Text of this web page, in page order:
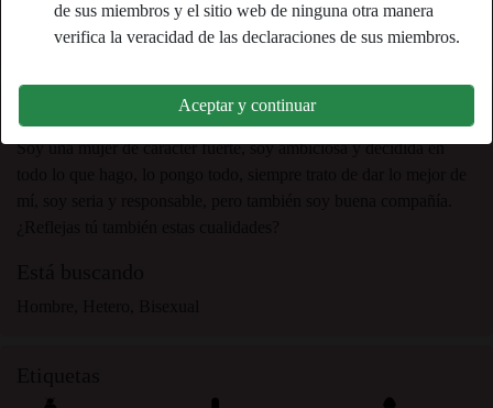
de sus miembros y el sitio web de ninguna otra manera
verifica la veracidad de las declaraciones de sus miembros.
Aceptar y continuar
Afeitado:
Sí
Fumador:
No
Soy una mujer de carácter fuerte, soy ambiciosa y decidida en